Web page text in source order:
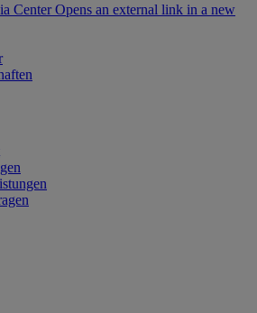
Center Opens an external link in a new